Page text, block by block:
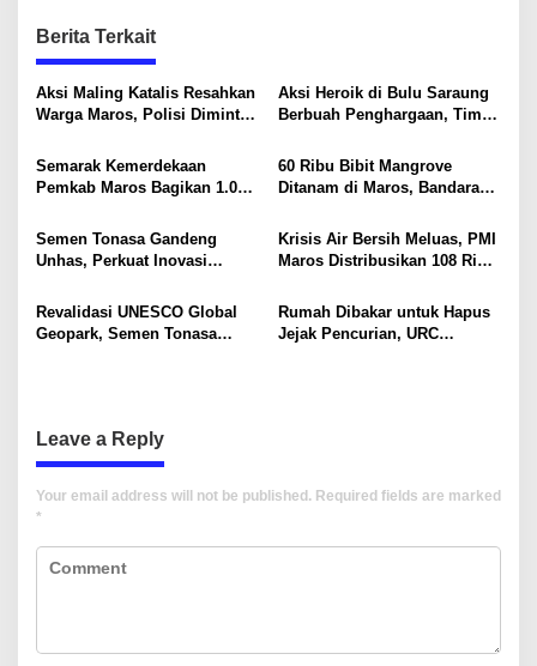
t
n
a
v
i
g
a
t
o
Berita Terkait
Aksi Maling Katalis Resahkan
Warga Maros, Polisi Diminta
Aksi Heroik di Bulu Saraung
Berbuah Penghargaan, Tim
Diapresiasi Basarnas
Semarak Kemerdekaan
Pemkab Maros Bagikan 1.000
Warga
60 Ribu Bibit Mangrove
Ditanam di Maros, Bandara
Konservasi Pesisir
Semen Tonasa Gandeng
Unhas, Perkuat Inovasi
Berkelanjutan
Krisis Air Bersih Meluas, PMI
Maros Distribusikan 108 Ribu
Revalidasi UNESCO Global
Geopark, Semen Tonasa
Rumah Dibakar untuk Hapus
Jejak Pencurian, URC
Leave a Reply
Your email address will not be published. Required fields are marked
*